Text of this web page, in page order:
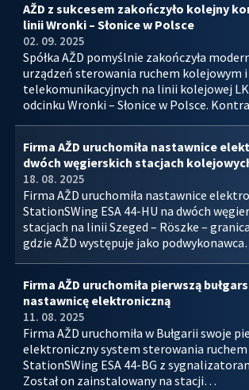
AŽD z sukcesem zakończyło kolejny
linii Wronki – Słonice w Polsce
02. 09. 2025
Spółka AŽD pomyślnie zakończyła
urządzeń sterowania ruchem kolejowym i
telekomunikacyjnych na linii kolejowej
odcinku Wronki – Słonice w Polsce.
Firma AŽD uruchomiła nastawnice
dwóch węgierskich stacjach
18. 08. 2025
Firma AŽD uruchomiła nastawnice
StationSWing ESA 44-HU na dwóch
stacjach na linii Szeged – Röszke –
gdzie AŽD występuje jako
Firma AŽD uruchomiła pierwszą
nastawnicę elektroniczną
11. 08. 2025
Firma AŽD uruchomiła w Bułgarii swoje
elektroniczny system sterowania
StationSWing ESA 44-BG z
Został on zainstalowany na stacji…